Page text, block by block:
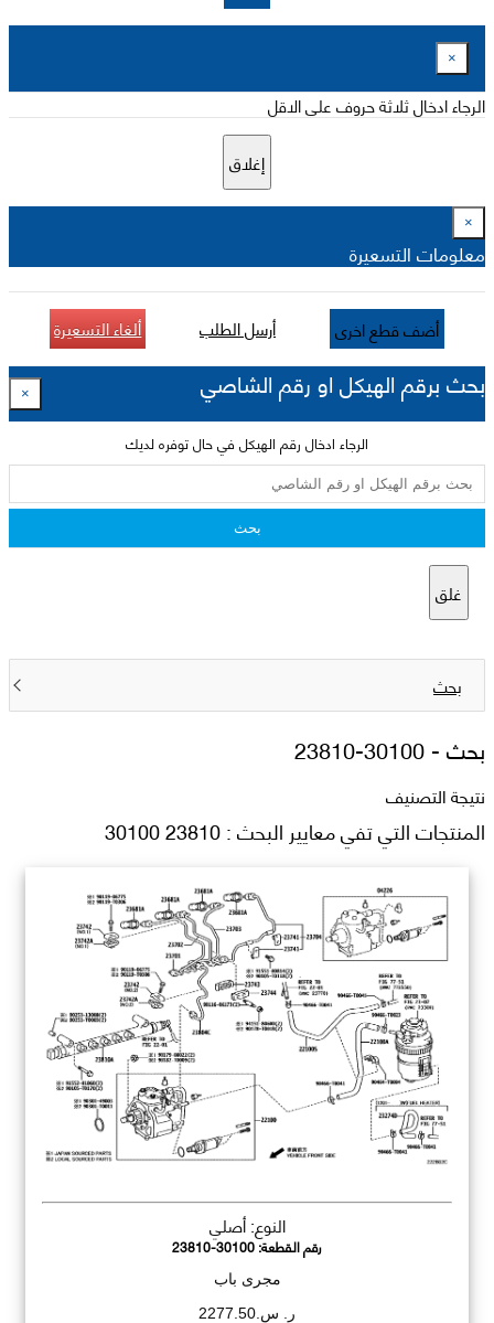
×
الرجاء ادخال ثلاثة حروف على الاقل
إغلاق
×
معلومات التسعيرة
أضف قطع اخرى أرسل الطلب ألغاء التسعيرة
بحث برقم الهيكل او رقم الشاصي ×
الرجاء ادخال رقم الهيكل في حال توفره لديك
بحث
غلق
بحث
بحث -23810-30100
نتيجة التصنيف
المنتجات التي تفي معايير البحث : 23810 30100
النوع: أصلي
رقم القطعة:23810-30100
مجرى باب
ر. س.2277.50